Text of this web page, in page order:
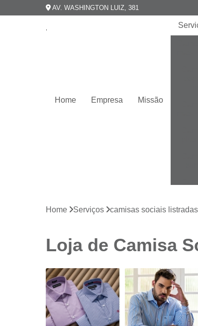
AV. WASHINGTON LUIZ, 381
Home Empresa Missão
Home Serviços camisas sociais listradas
Loja de Camisa